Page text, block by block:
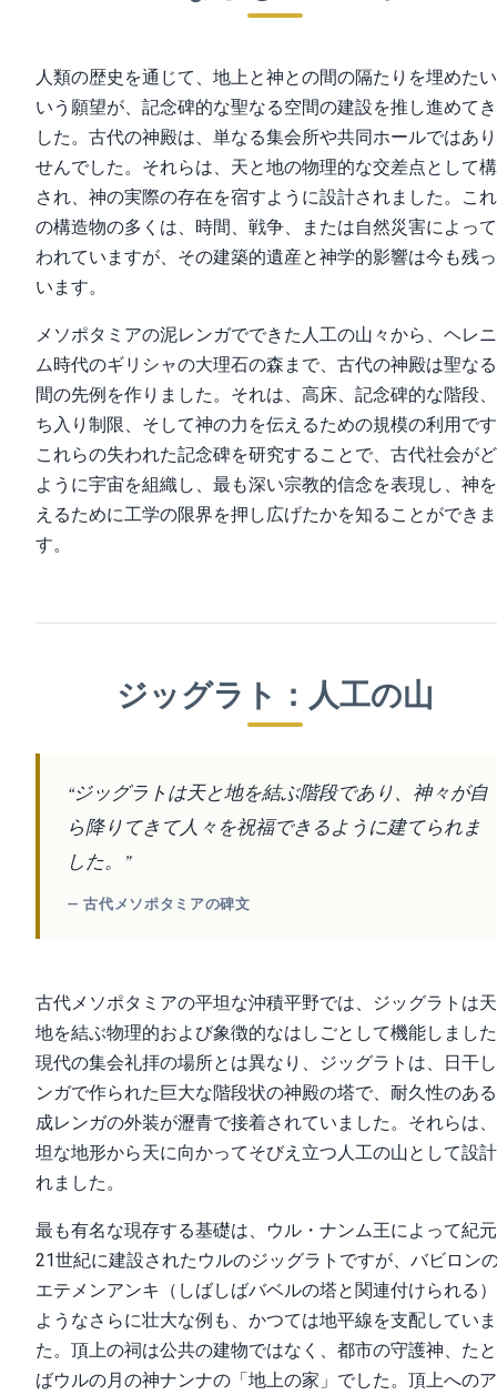
人類の歴史を通じて、地上と神との間の隔たりを埋めた
いう願望が、記念碑的な聖なる空間の建設を推し進めて
した。古代の神殿は、単なる集会所や共同ホールではあ
せんでした。それらは、天と地の物理的な交差点として
され、神の実際の存在を宿すように設計されました。こ
の構造物の多くは、時間、戦争、または自然災害によっ
われていますが、その建築的遺産と神学的影響は今も残
います。
メソポタミアの泥レンガでできた人工の山々から、ヘレ
ム時代のギリシャの大理石の森まで、古代の神殿は聖な
間の先例を作りました。それは、高床、記念碑的な階段
ち入り制限、そして神の力を伝えるための規模の利用で
これらの失われた記念碑を研究することで、古代社会が
ように宇宙を組織し、最も深い宗教的信念を表現し、神
えるために工学の限界を押し広げたかを知ることができま
す。
ジッグラト：人工の山
“ジッグラトは天と地を結ぶ階段であり、神々が自
ら降りてきて人々を祝福できるように建てられま
した。”
— 古代メソポタミアの碑文
古代メソポタミアの平坦な沖積平野では、ジッグラトは
地を結ぶ物理的および象徴的なはしごとして機能しまし
現代の集会礼拝の場所とは異なり、ジッグラトは、日干
ンガで作られた巨大な階段状の神殿の塔で、耐久性のあ
成レンガの外装が瀝青で接着されていました。それらは
坦な地形から天に向かってそびえ立つ人工の山として設
れました。
最も有名な現存する基礎は、ウル・ナンム王によって紀
21世紀に建設されたウルのジッグラトですが、バビロン
エテメンアンキ（しばしばバベルの塔と関連付けられる
ようなさらに壮大な例も、かつては地平線を支配してい
た。頂上の祠は公共の建物ではなく、都市の守護神、た
ばウルの月の神ナンナの「地上の家」でした。頂上への